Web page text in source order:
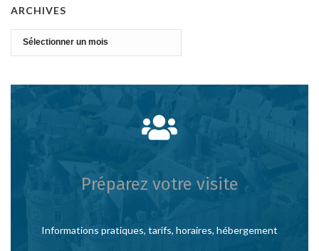
ARCHIVES
Archives
Préparez votre visite
Informations pratiques, tarifs, horaires, hébergement